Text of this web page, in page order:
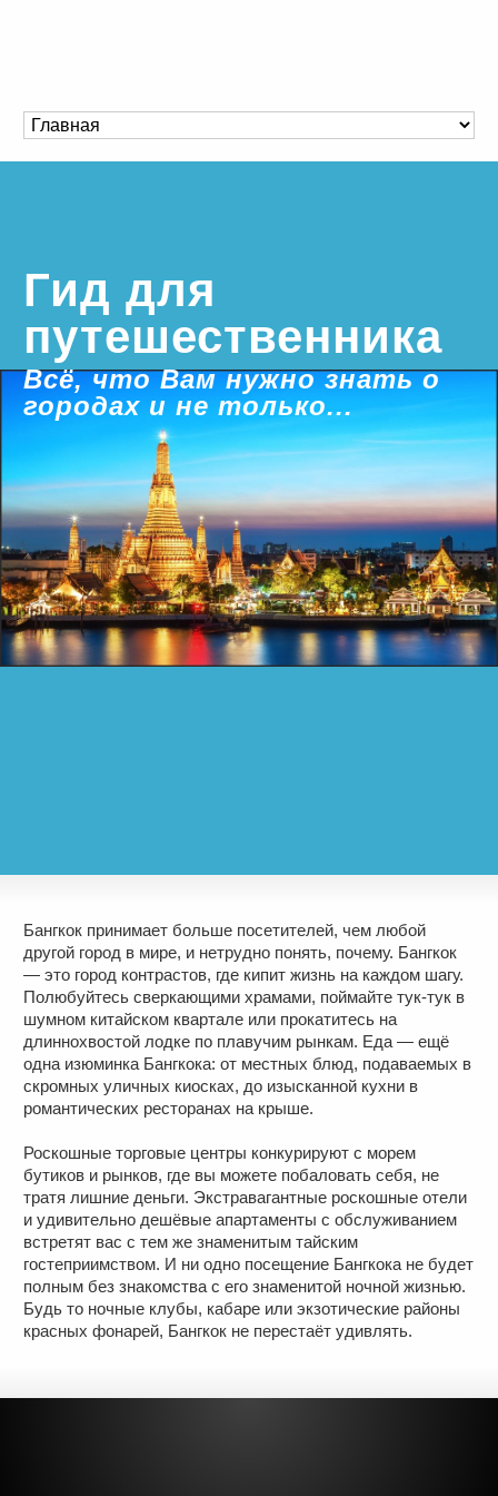
Гид для
путешественника
Всё, что Вам нужно знать о
городах и не только...
Бангкок принимает больше посетителей, чем любой
другой город в мире, и нетрудно понять, почему. Бангкок
— это город контрастов, где кипит жизнь на каждом шагу.
Полюбуйтесь сверкающими храмами, поймайте тук-тук в
шумном китайском квартале или прокатитесь на
длиннохвостой лодке по плавучим рынкам. Еда — ещё
одна изюминка Бангкока: от местных блюд, подаваемых в
скромных уличных киосках, до изысканной кухни в
романтических ресторанах на крыше.
Роскошные торговые центры конкурируют с морем
бутиков и рынков, где вы можете побаловать себя, не
тратя лишние деньги. Экстравагантные роскошные отели
и удивительно дешёвые апартаменты с обслуживанием
встретят вас с тем же знаменитым тайским
гостеприимством. И ни одно посещение Бангкока не будет
полным без знакомства с его знаменитой ночной жизнью.
Будь то ночные клубы, кабаре или экзотические районы
красных фонарей, Бангкок не перестаёт удивлять.